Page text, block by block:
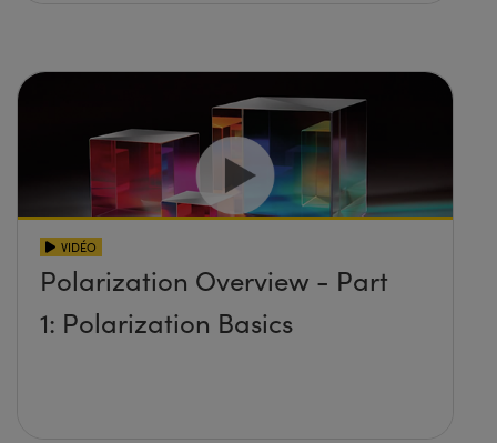
VIDÉO
Polarization Overview - Part
1: Polarization Basics